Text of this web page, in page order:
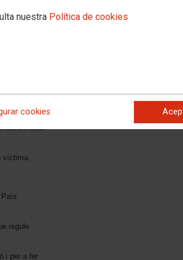
nuestra Política de cookies
cookies
de 28 de
Gènere:
d'indicis
víctima.
regule
i per a fer
Documentación
víctimas de violencia